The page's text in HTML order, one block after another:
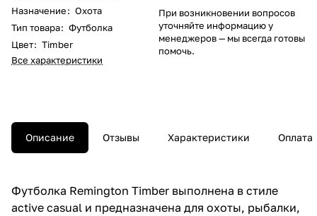
Назначение: Охота
Тип товара: Футболка
Цвет: Timber
Все характеристики
При возникновении вопросов
уточняйте информацию у
менеджеров— мы всегда готовы
помочь.
Описание Отзывы Характеристики Оплата
Футболка Remington Timber выполнена в стиле
active casual и предназначена для охоты, рыбалки,